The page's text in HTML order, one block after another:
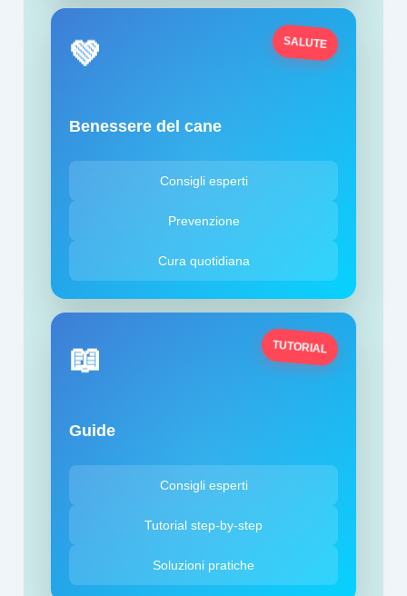
SALUTE
💚
Benessere del cane
Consigli esperti
Prevenzione
Cura quotidiana
TUTORIAL
📖
Guide
Consigli esperti
Tutorial step-by-step
Soluzioni pratiche